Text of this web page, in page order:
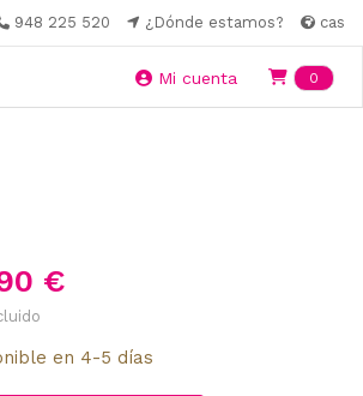
948 225 520 ¿Dónde estamos? cas
Mi cuenta 0
€
en 4-5 días